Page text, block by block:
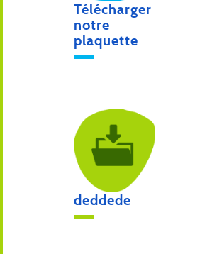
Télécharger
notre
plaquette
deddede